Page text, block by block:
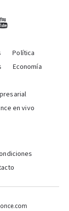
Política
Economía
en vivo